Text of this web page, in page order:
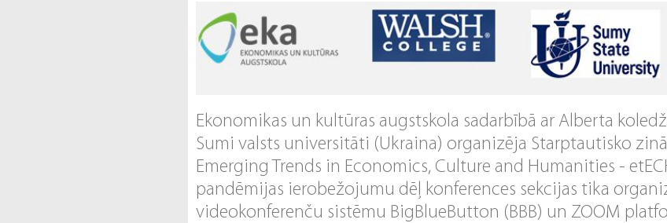
Ekonomikas un kultūras augstskola sadarbībā ar Alberta
Sumi valsts universitāti (Ukraina) organizēja Starptautisko
Emerging Trends in Economics, Culture and Humanities -
pandēmijas ierobežojumu dēļ konferences sekcijas tika
videokonferenču sistēmu BigBlueButton (BBB) ​​un ZOOM